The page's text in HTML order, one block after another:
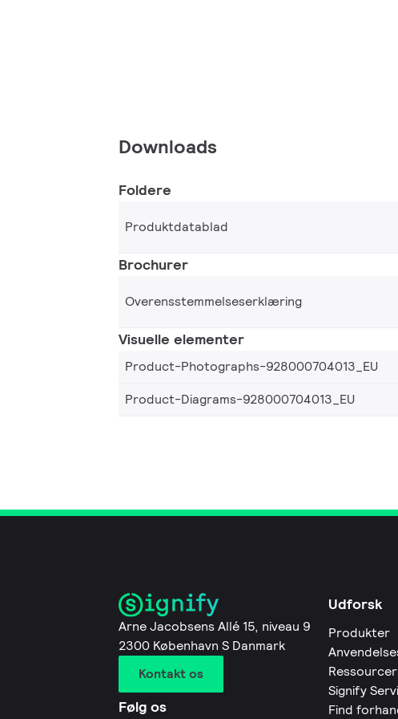
Downloads
Foldere
Produktdatablad
Brochurer
Overensstemmelseserklæring
Visuelle elementer
Product-Photographs-928000704013_EU
Product-Diagrams-928000704013_EU
Arne Jacobsens Allé 15, niveau 9
2300 København S Danmark
Kontakt os
Følg os
Udforsk
Produkter
Ressourcer
Signify
Find